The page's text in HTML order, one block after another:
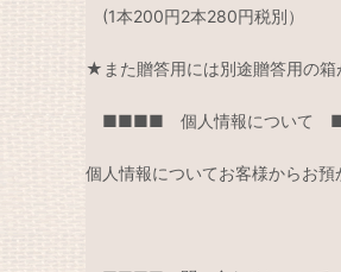
(1本200円2本280円税別）
★また贈答用には別途贈答用の箱
■■■■ 個人情報につい
個人情報についてお客様からお